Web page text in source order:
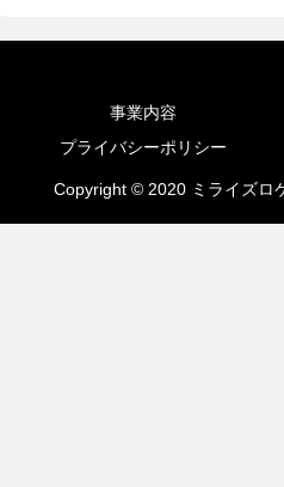
事業内容
プライバシーポリシー
Copyright © 2020 ミライズロ